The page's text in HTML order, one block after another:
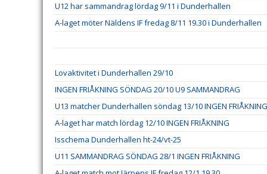
U12 har sammandrag lördag 9/11 i Dunderhallen
A-laget möter Näldens IF fredag 8/11 19.30 i Dunderhallen
Lovaktivitet i Dunderhallen 29/10
INGEN FRIÅKNING SÖNDAG 20/10 U9 SAMMANDRAG
U13 matcher Dunderhallen söndag 13/10 INGEN FRIÅKNING
A-laget har match lördag 12/10 INGEN FRIÅKNING
Isschema Dunderhallen ht-24/vt-25
U11 SAMMANDRAG SÖNDAG 28/1 INGEN FRIÅKNING